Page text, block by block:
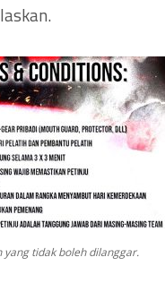
yang tidak boleh dilanggar.